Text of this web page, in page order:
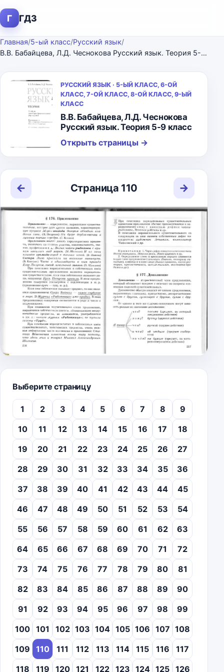
Г ГДЗ
Главная/5-ый класс/Русский язык/
В.В. Бабайцева, Л.Д. Чеснокова Русский язык. Теория 5-9 класс
РУССКИЙ ЯЗЫК · 5-ЫЙ КЛАСС, 6-ОЙ
КЛАСС, 7-ОЙ КЛАСС, 8-ОЙ КЛАСС, 9-ЫЙ
КЛАСС
В.В. Бабайцева, Л.Д. Чеснокова
Русский язык. Теория 5-9 класс
Открыть страницы →
← Страница 110 →
Выберите страницу
1 2 3 4 5 6 7 8
9
10
11 12 13 14 15 16 17
18
19
20 21 22 23 24 25 26
27
28
29 30 31 32 33 34 35
36
37
38 39 40 41 42 43 44
45
46
47 48 49 50 51 52 53
54
55
56 57 58 59 60 61 62
63
64
65 66 67 68 69 70 71
72
73
74 75 76 77 78 79 80
81
82
83 84 85 86 87 88 89
90
91
92 93 94 95 96 97 98
99
100 101 102 103 104 105 106 107 108
109
110 111 112 113 114 115 116
117
118
119 120 121 122 123 124 125 126